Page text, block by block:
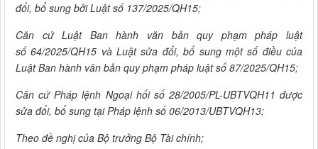
đổi, bổ sung bởi Luật số 137/2025/QH15;
Căn cứ Luật Ban hành văn bản quy phạm pháp luật
số 64/2025/QH15 và Luật sửa đổi, bổ sung một số điều của
Luật Ban hành văn bản quy phạm pháp luật số 87/2025/QH15;
Căn cứ Pháp lệnh Ngoại hối số 28/2005/PL-UBTVQH11 được
sửa đổi, bổ sung tại Pháp lệnh số 06/2013/UBTVQH13;
Theo đề nghị của Bộ trưởng Bộ Tài chính;